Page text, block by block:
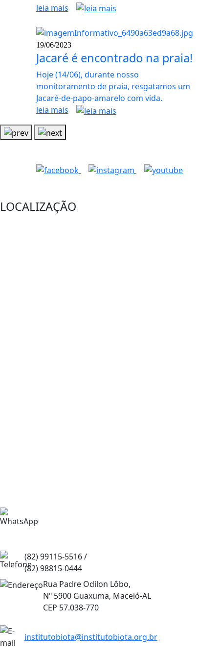
leia mais
19/06/2023
Jacaré é encontrado na praia!
Hoje (14/06), durante nosso
monitoramento de praia, resgatamos um
Jacaré-de-papo-amarelo com vida.
leia mais
LOCALIZAÇÃO
(82) 99115-5516 /
(82) 98815-0444
Rua Padre Odilon Lôbo,
Nº 5900 Guaxuma, Maceió-AL
CEP 57.038-770
institutobiota@institutobiota.org.br